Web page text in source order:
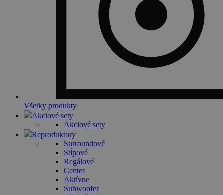
Všetky produkty
Akciové sety
Akciové sety
Reproduktory
Surroundové
Stĺpové
Regálové
Center
Aktívne
Subwoofer